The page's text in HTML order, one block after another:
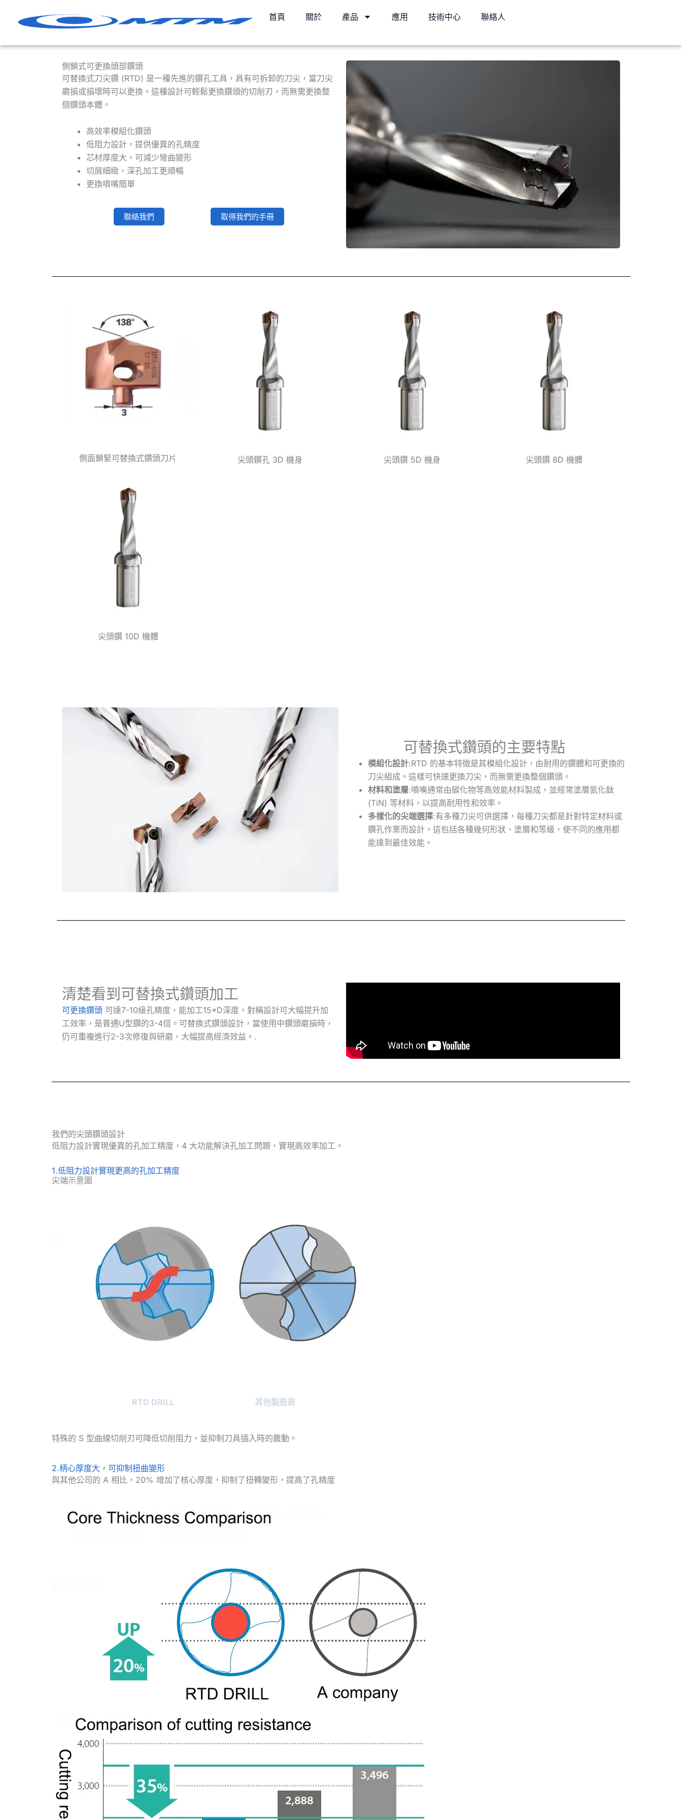
容
首頁 關於 產品 應用 技術中心 聯絡人
側鎖式可更換頭部鑽頭
可替換式刀尖鑽 (RTD) 是一種先進的鑽孔工具，具有可拆卸的刀尖，當刀尖
磨損或損壞時可以更換。這種設計可輕鬆更換鑽頭的切削刃，而無需更換整
個鑽頭本體。
高效率模組化鑽頭
低阻力設計，提供優異的孔精度
芯材厚度大，可減少彎曲變形
切屑細緻，深孔加工更順暢
更換噴嘴簡單
聯絡我們 取得我們的手冊
側面鎖緊可替換式鑽頭刀片 尖頭鑽孔 3D 機身 尖頭鑽 5D 機身 尖頭鑽 8D 機體
尖頭鑽 10D 機體
可替換式鑽頭的主要特點
模組化設計:RTD 的基本特徵是其模組化設計，由耐用的鑽體和可更換的
刀尖組成。這樣可快速更換刀尖，而無需更換整個鑽頭。
材料和塗層:噴嘴通常由碳化物等高效能材料製成，並經常塗層氮化鈦
(TiN) 等材料，以提高耐用性和效率。
多樣化的尖端選擇:有多種刀尖可供選擇，每種刀尖都是針對特定材料或
鑽孔作業而設計。這包括各種幾何形狀、塗層和等級，使不同的應用都
能達到最佳效能。
清楚看到可替換式鑽頭加工
可更換鑽頭 可達7-10級孔精度，能加工15*D深度，對稱設計可大幅提升加
工效率，是普通U型鑽的3-4倍。可替換式鑽頭設計，當使用中鑽頭磨損時，
仍可重複進行2-3次修復與研磨，大幅提高經濟效益。.
我們的尖頭鑽頭設計
低阻力設計實現優異的孔加工精度，4 大功能解決孔加工問題，實現高效率加工。
1.低阻力設計實現更高的孔加工精度
尖端示意圖
RTD DRILL 其他製造商
特殊的 S 型曲線切削刃可降低切削阻力，並抑制刀具插入時的震動。
2.柄心厚度大，可抑制扭曲變形
與其他公司的 A 相比，20% 增加了核心厚度，抑制了扭轉變形，提高了孔精度